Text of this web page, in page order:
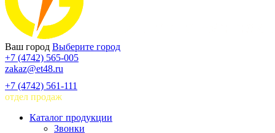
Ваш город Выберите город
+7 (4742) 565-005
zakaz@et48.ru
+7 (4742) 561-111
отдел продаж
Каталог продукции
Звонки